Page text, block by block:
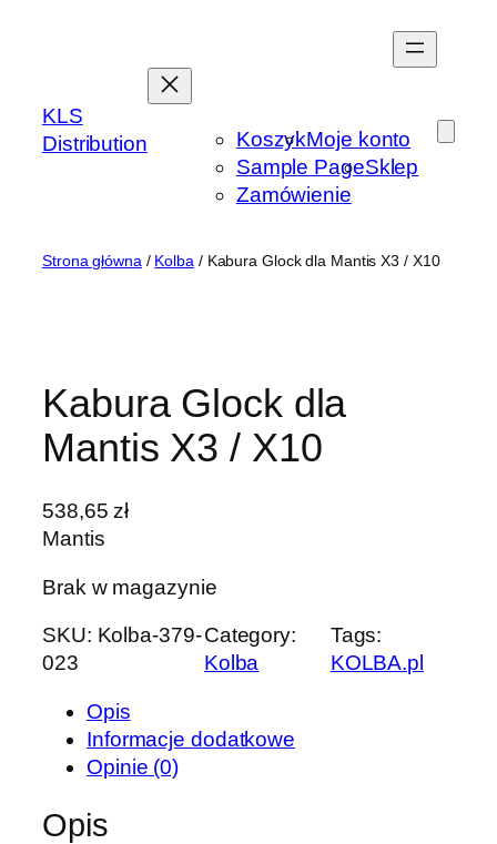
KLS
Distribution
KoszykMoje konto
Sample PageSklep
Zamówienie
Strona główna / Kolba / Kabura Glock dla Mantis X3 / X10
Kabura Glock dla
Mantis X3 / X10
538,65zł
Mantis
Brak w magazynie
SKU: Kolba-379-
023
Category:
Kolba
Tags:
KOLBA.pl
Opis
Informacje dodatkowe
Opinie (0)
Opis